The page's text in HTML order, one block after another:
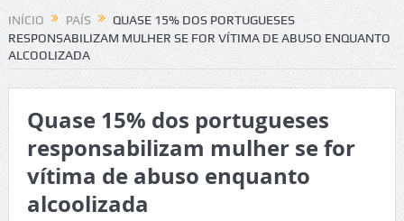
de trânsito no IC2 em Alcobaça Igreja do Castelo de
INÍCIO PAÍS
QUASE 15% DOS PORTUGUESES
RESPONSABILIZAM MULHER SE FOR VÍTIMA DE ABUSO ENQUANTO
ALCOOLIZADA
Quase 15% dos portugueses
responsabilizam mulher se for
vítima de abuso enquanto
alcoolizada